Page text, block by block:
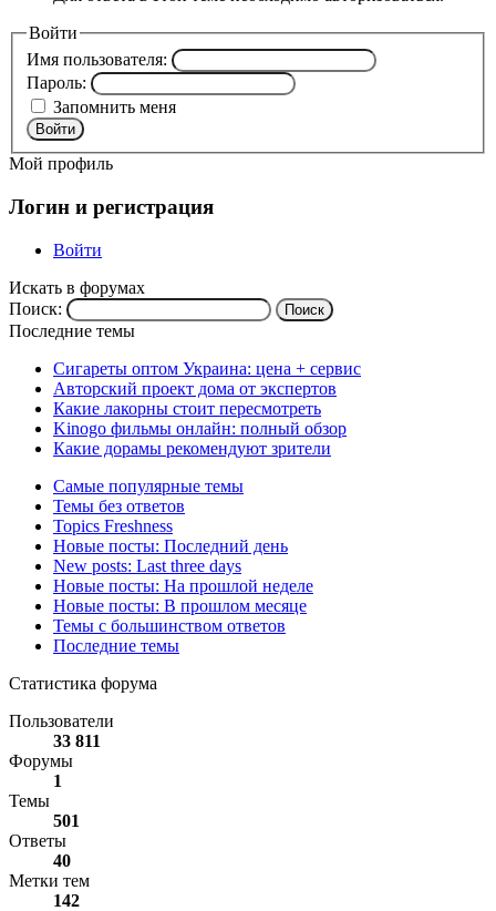
Войти
Имя пользователя:
Пароль:
Запомнить меня
Войти
Мой профиль
Логин и регистрация
Войти
Искать в форумах
Поиск:
Последние темы
Сигареты оптом Украина: цена + сервис
Авторский проект дома от экспертов
Какие лакорны стоит пересмотреть
Kinogo фильмы онлайн: полный обзор
Какие дорамы рекомендуют зрители
Самые популярные темы
Темы без ответов
Topics Freshness
Новые посты: Последний день
New posts: Last three days
Новые посты: На прошлой неделе
Новые посты: В прошлом месяце
Темы с большинством ответов
Последние темы
Статистика форума
Пользователи
33 811
Форумы
1
Темы
501
Ответы
40
Метки тем
142